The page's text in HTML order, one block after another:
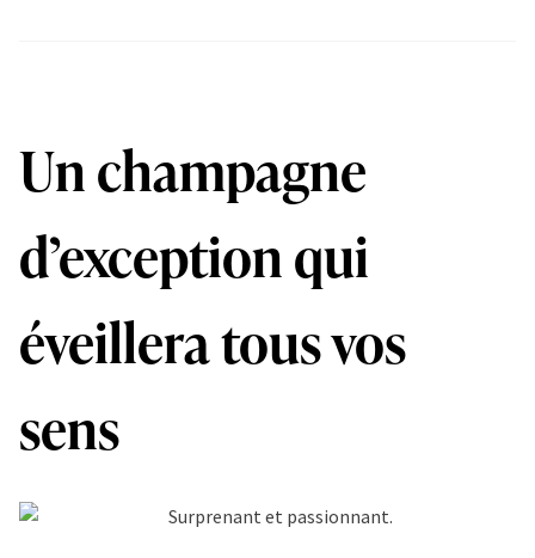
Un champagne
d’exception qui
éveillera tous vos
sens
Surprenant et passionnant.